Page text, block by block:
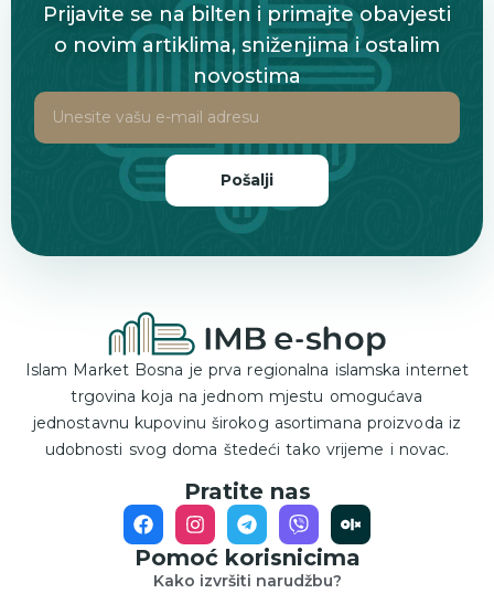
Prijavite se na bilten i primajte obavjesti
o novim artiklima, sniženjima i ostalim
novostima
Pošalji
Islam Market Bosna je prva regionalna islamska internet
trgovina koja na jednom mjestu omogućava
jednostavnu kupovinu širokog asortimana proizvoda iz
udobnosti svog doma štedeći tako vrijeme i novac.
Pratite nas
Pomoć korisnicima
Kako izvršiti narudžbu?